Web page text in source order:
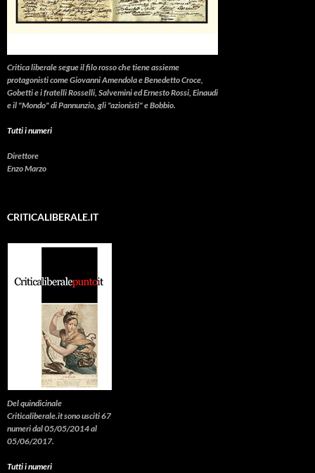
Critica liberalesegue il filo rosso che tiene assieme
protagonisti come Giovanni Amendola e Benedetto Croce,
Gobetti e i fratelli Rosselli, Salvemini ed Ernesto Rossi, Einaudi
e il "Mondo" di Pannunzio, gli "azionisti" e Bobbio.
Tutti i numeri
Direttore
Enzo Marzo
CRITICALIBERALE.IT
Del quindicinale
Criticaliberale.it sono usciti 67
numeri dal 05/05/2014 al
05/06/2017.
Tutti i numeri